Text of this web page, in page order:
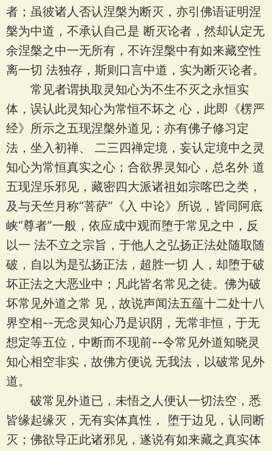
者；虽彼诸人否认涅槃为断灭，亦引佛语证明涅
槃为中道，不承认自己是 断灭论者，然却认定无
余涅槃之中一无所有，不许涅槃中有如来藏空性
离一切 法独存，斯则口言中道，实为断灭论者。
常见者谓执取灵知心为不生不灭之永恒实
体，误认此灵知心为常恒不坏之 心，此即《楞严
经》所示之五现涅槃外道见；亦有佛子修习定
法，坐入初禅、 二三四禅定境，妄认定境中之灵
知心为常恒真实之心；合欲界灵知心，总名外 道
五现涅乐邪见，藏密四大派诸祖如宗喀巴之类，
及与天竺月称“菩萨”《入 中论》所说，皆同阿底
峡“尊者”一般，依应成中观而堕于常见之中，反
以一 法不立之宗旨，于他人之弘扬正法处随取随
破，自以为是弘扬正法，超胜一切 人，却堕于破
坏正法之大恶业中；凡此皆名常见之徒。佛为破
坏常见外道之常 见，故说声闻法五蕴十二处十八
界空相--无念灵知心乃是识阴，无常非恒，于无
想定等五位，中断而不现前--令常见外道知晓灵
知心相空非实，故佛方便说 无我法，以破常见外
道。
破常见外道已，未悟之人便认一切法空，悉
皆缘起缘灭，无有实体真性， 堕于边见，认同断
灭；佛欲导正此诸邪见，遂说有如来藏之真实体